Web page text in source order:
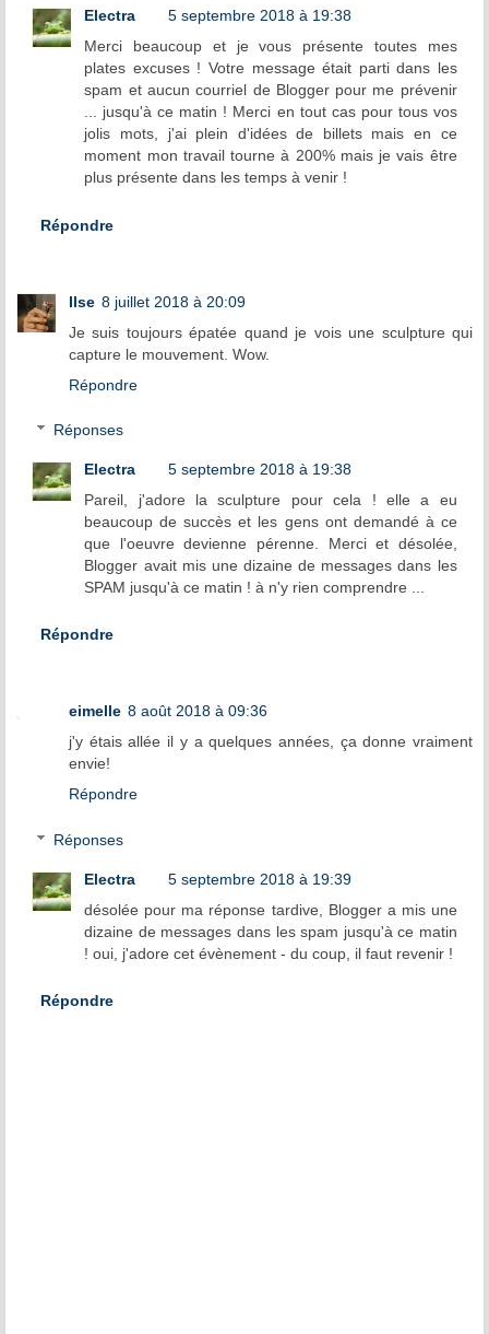
Electra
5 septembre 2018 à 19:38
Merci beaucoup et je vous présente toutes mes
plates excuses ! Votre message était parti dans les
spam et aucun courriel de Blogger pour me prévenir
... jusqu'à ce matin ! Merci en tout cas pour tous vos
jolis mots, j'ai plein d'idées de billets mais en ce
moment mon travail tourne à 200% mais je vais être
plus présente dans les temps à venir !
Répondre
Ilse 8 juillet 2018 à 20:09
Je suis toujours épatée quand je vois une sculpture qui
capture le mouvement. Wow.
Répondre
Réponses
Electra
5 septembre 2018 à 19:38
Pareil, j'adore la sculpture pour cela ! elle a eu
beaucoup de succès et les gens ont demandé à ce
que l'oeuvre devienne pérenne. Merci et désolée,
Blogger avait mis une dizaine de messages dans les
SPAM jusqu'à ce matin ! à n'y rien comprendre ...
Répondre
eimelle 8 août 2018 à 09:36
j'y étais allée il y a quelques années, ça donne vraiment
envie!
Répondre
Réponses
Electra
5 septembre 2018 à 19:39
désolée pour ma réponse tardive, Blogger a mis une
dizaine de messages dans les spam jusqu'à ce matin
! oui, j'adore cet évènement - du coup, il faut revenir !
Répondre